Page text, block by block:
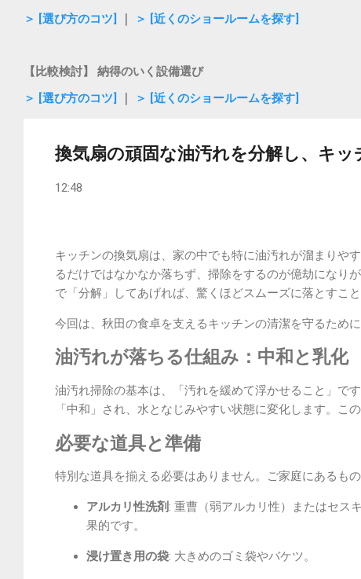
＞ [選び方のコツ]
＞ [近くのショールームを探す]
【比較検討】 納得のいく設備選び
＞ [選び方のコツ]
＞ [近くのショールームを探す]
換気扇の頑固な油汚れを分解し、キ
12:48
キッチンの換気扇は、家の中でも特に油汚れが溜まりや
るだけではなかなか落ちず、掃除をするのが億劫になり
で「分解」してあげれば、驚くほどスムーズに落とすこと
今回は、秋田の食卓を支えるキッチンの清潔を守るため
油汚れが落ちる仕組み：中和と乳化
油汚れ掃除の基本は、「汚れを緩めて浮かせること」で
「中和」され、水となじみやすい状態に変化します。こ
必要な道具と準備
特別な道具を揃える必要はありません。ご家庭にあるもの
アルカリ性洗剤 : 重曹（弱アルカリ性）またはセス
果的です。
浸け置き用の袋: 大きめのゴミ袋やバケツ。